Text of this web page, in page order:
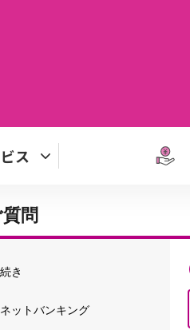
ス
問
き
ットバンキング